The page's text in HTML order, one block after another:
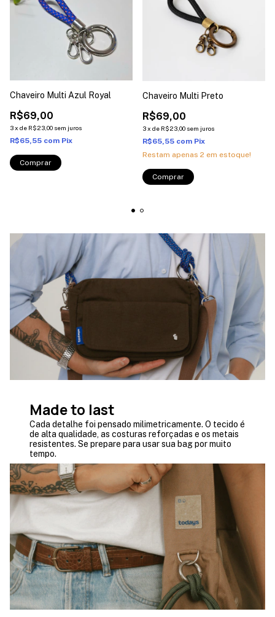
Chaveiro Multi Azul Royal
R$69,00
3x de R$23,00 sem juros
R$65,55 com Pix
Chaveiro Multi Preto
R$69,00
3x de R$23,00 sem juros
R$65,55 com Pix
Restam apenas 2 em estoque!
Made to last
Cada detalhe foi pensado milimetricamente. O tecido é
de alta qualidade, as costuras reforçadas e os metais
resistentes. Se prepare para usar sua bag por muito
tempo.